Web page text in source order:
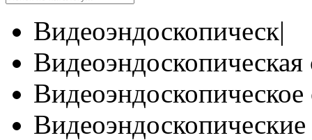
Видеоэндоскопическ|
Видеоэндоскопическая